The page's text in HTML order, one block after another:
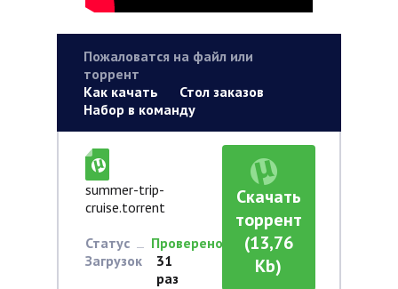
Пожаловатся на файл или
торрент
Как качать
Стол заказов
Набор в команду
summer-trip-
cruise.torrent
Статус
Проверено
Загрузок
31
раз
Скачать
торрент
(13,76
Kb)